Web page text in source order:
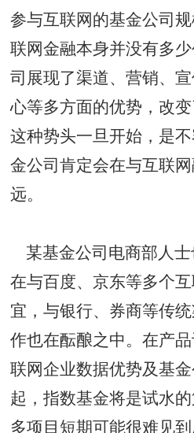
参与互联网的基金公司
联网金融本身并没有多
司展现了渠道、营销、
心等多方面的优势，改
这种势头一旦开始，是
金公司肯定会在与互联
远。
某基金公司电商部人士
在与百度、京东等多个
宜，与银行、券商等传
作也在酝酿之中。在产
联网企业数据优势及基
起，指数基金将是试水
多项目短期可能很难见